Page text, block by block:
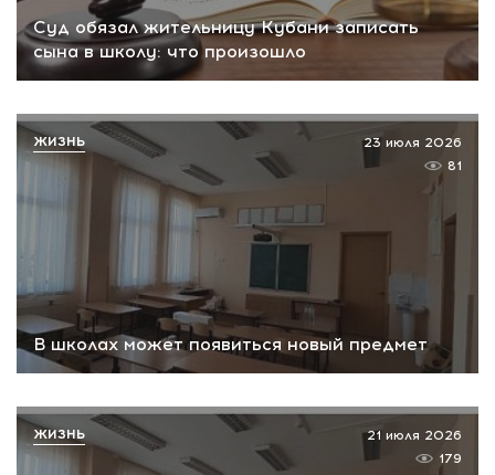
Суд обязал жительницу Кубани записать
сына в школу: что произошло
В школах может появиться новый предмет
23 июля 2026
81
ЖИЗНЬ
21 июля 2026
179
ЖИЗНЬ